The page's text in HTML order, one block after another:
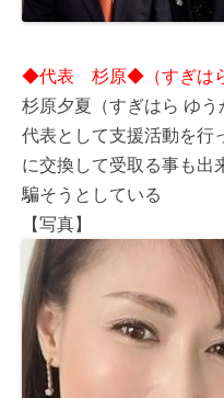
◆代表 杉原◆（すぎはら
杉原夕夏（すぎはら ゆ
代表として支援活動を行
に交換して受取る事も出
騙そうとしている
【写真】